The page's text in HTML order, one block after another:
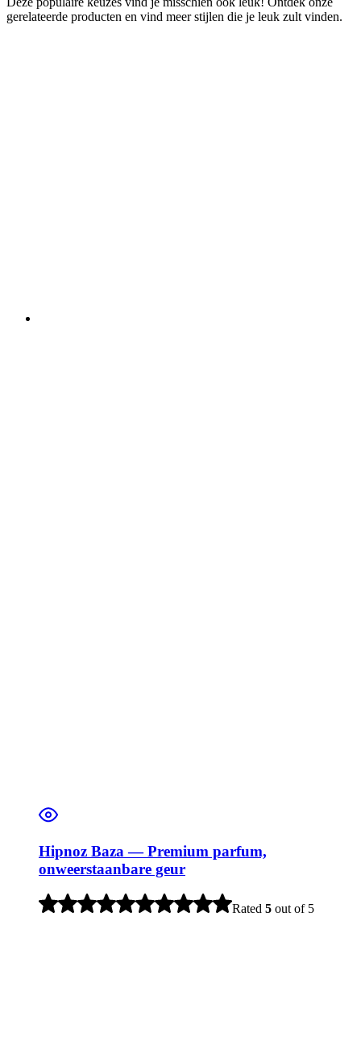
gerelateerde producten en vind meer stijlen die je leuk zult vinden.
Hipnoz Baza — Premium parfum,
onweerstaanbare geur
Rated 5 out of 5